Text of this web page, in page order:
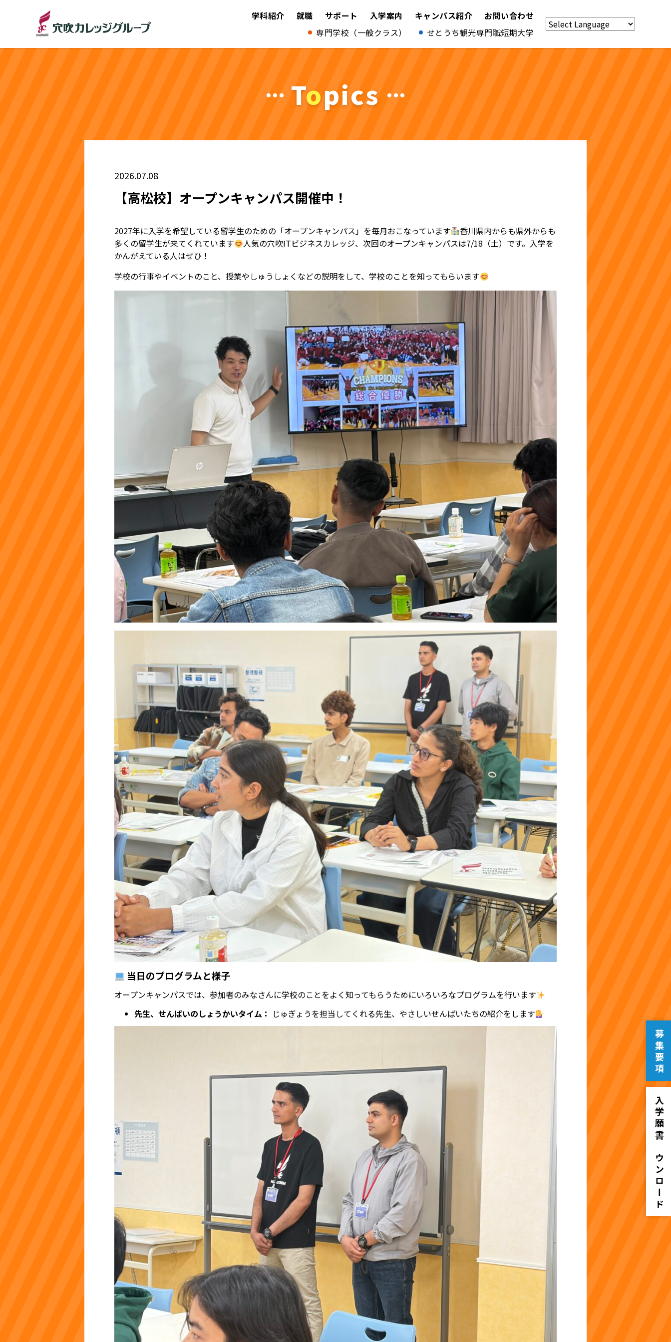
学科紹介 就職 サポート 入学案内 キャンパス紹介
お問い合わせ
専門学校（一般クラス）
せとうち観光専門職短期大学
Topics
2026.07.08
【高松校】オープンキャンパス開催中！
2027年に入学を希望している留学生のための「オープンキャンパス」を毎月おこなっています
香川県内からも県外からも
多くの留学生が来てくれています
人気の穴吹ITビジネスカレッジ、次回のオープンキャンパスは7/18（土）です。入学を
かんがえている人はぜひ！
学校の行事やイベントのこと、授業やしゅうしょくなどの説明をして、学校のことを知ってもらいます
当日のプログラムと様子
オープンキャンパスでは、参加者のみなさんに学校のことをよく知ってもらうためにいろいろなプログラムを行います
先生、せんぱいのしょうかいタイム： じゅぎょうを担当してくれる先生、やさしいせんぱいたちの紹介をします
募集要項
入学願書ダウンロード